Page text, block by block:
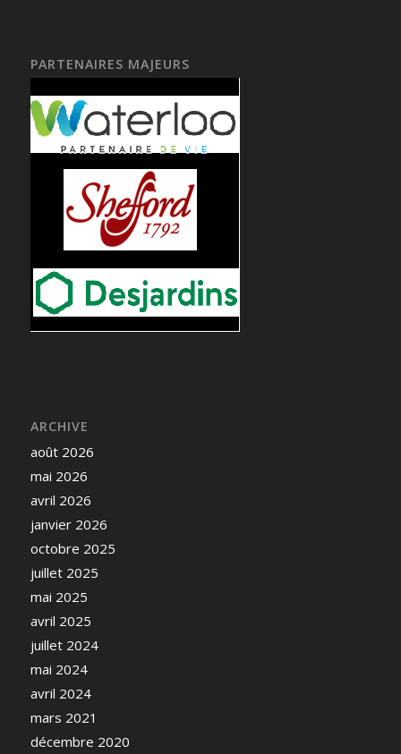
PARTENAIRES MAJEURS
ARCHIVE
août 2026
mai 2026
avril 2026
janvier 2026
octobre 2025
juillet 2025
mai 2025
avril 2025
juillet 2024
mai 2024
avril 2024
mars 2021
décembre 2020